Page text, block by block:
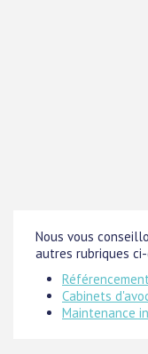
Nous vous
autres rubriques
Cabinets
Maintenance